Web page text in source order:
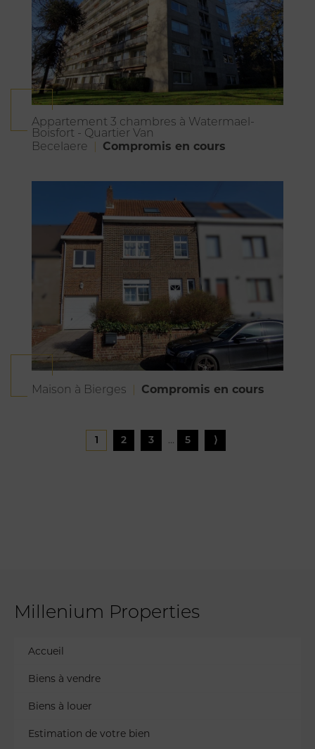
Appartement 3 chambres à Watermael-
Boisfort - Quartier Van
Becelaere
Compromis en cours
Maison à Bierges Compromis en cours
1 2 3 … 5 ⟩
Millenium Properties
Accueil
Biens à vendre
Biens à louer
Estimation de votre bien